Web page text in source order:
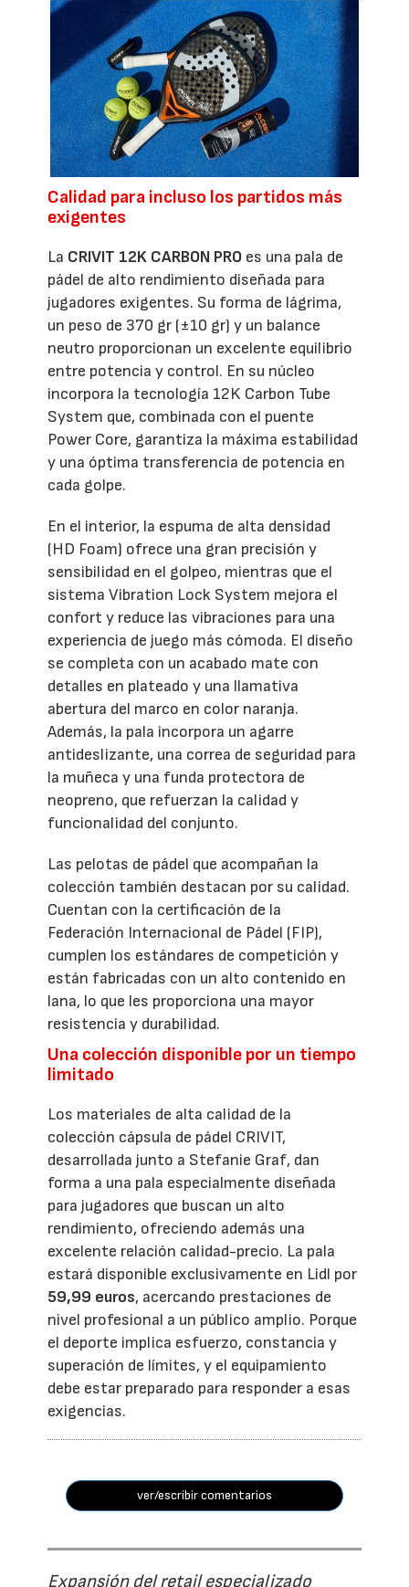
Calidad para incluso los partidos más
exigentes
La CRIVIT 12K CARBON PRO es una pala de
pádel de alto rendimiento diseñada para
jugadores exigentes. Su forma de lágrima,
un peso de 370 gr (±10 gr) y un balance
neutro proporcionan un excelente equilibrio
entre potencia y control. En su núcleo
incorpora la tecnología 12K Carbon Tube
System que, combinada con el puente
Power Core, garantiza la máxima estabilidad
y una óptima transferencia de potencia en
cada golpe.
En el interior, la espuma de alta densidad
(HD Foam) ofrece una gran precisión y
sensibilidad en el golpeo, mientras que el
sistema Vibration Lock System mejora el
confort y reduce las vibraciones para una
experiencia de juego más cómoda. El diseño
se completa con un acabado mate con
detalles en plateado y una llamativa
abertura del marco en color naranja.
Además, la pala incorpora un agarre
antideslizante, una correa de seguridad para
la muñeca y una funda protectora de
neopreno, que refuerzan la calidad y
funcionalidad del conjunto.
Las pelotas de pádel que acompañan la
colección también destacan por su calidad.
Cuentan con la certificación de la
Federación Internacional de Pádel (FIP),
cumplen los estándares de competición y
están fabricadas con un alto contenido en
lana, lo que les proporciona una mayor
resistencia y durabilidad.
Una colección disponible por un tiempo
limitado
Los materiales de alta calidad de la
colección cápsula de pádel CRIVIT,
desarrollada junto a Stefanie Graf, dan
forma a una pala especialmente diseñada
para jugadores que buscan un alto
rendimiento, ofreciendo además una
excelente relación calidad-precio. La pala
estará disponible exclusivamente en Lidl por
59,99 euros, acercando prestaciones de
nivel profesional a un público amplio. Porque
el deporte implica esfuerzo, constancia y
superación de límites, y el equipamiento
debe estar preparado para responder a esas
exigencias.
ver/escribir comentarios
Expansión del retail especializado